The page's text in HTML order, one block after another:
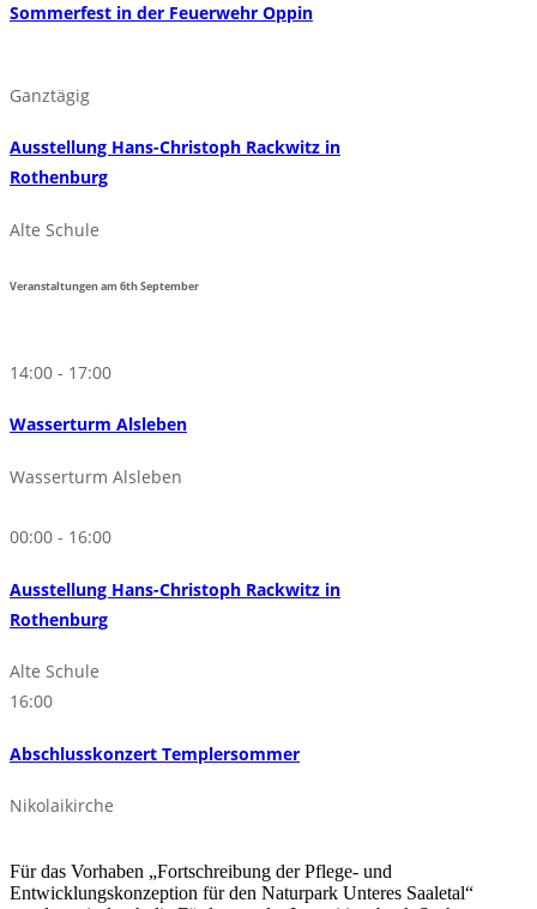
Sommerfest in der Feuerwehr Oppin
Ganztägig
Ausstellung Hans-Christoph Rackwitz in
Rothenburg
Alte Schule
Veranstaltungen am6thSeptember
14:00 - 17:00
Wasserturm Alsleben
Wasserturm Alsleben
00:00 - 16:00
Ausstellung Hans-Christoph Rackwitz in
Rothenburg
Alte Schule
16:00
Abschlusskonzert Templersommer
Nikolaikirche
Für das Vorhaben „Fortschreibung der Pflege- und
Entwicklungskonzeption für den Naturpark Unteres Saaletal“